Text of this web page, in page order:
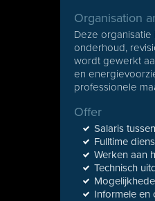
Organisation
Deze
onderhoud,
wordt gewerkt
en
professionele
Offer
Salaris
Fulltime
Werken aan
Technisch
Informele en